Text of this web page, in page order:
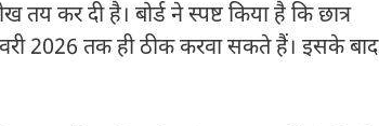
तय कर दी है। बोर्ड ने स्पष्ट किया है कि छात्र
2026 तक ही ठीक करवा सकते हैं। इसके बाद